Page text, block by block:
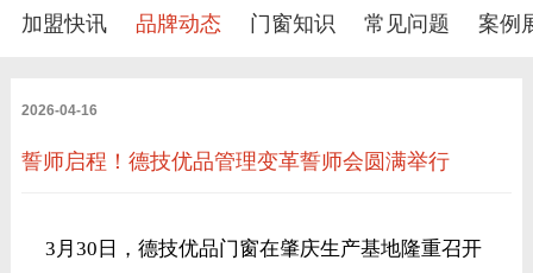
加盟快讯 品牌动态 门窗知识 常见问题 案例
2026-04-16
誓师启程！德技优品管理变革誓师会圆满举行
3月30日，德技优品门窗在肇庆生产基地隆重召开